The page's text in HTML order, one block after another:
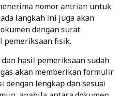
nomor antrian untuk
langkah ini juga akan
dengan surat
pemeriksaan fisik.
hasil pemeriksaan sudah
akan memberikan formulir
dengan lengkap dan sesuai